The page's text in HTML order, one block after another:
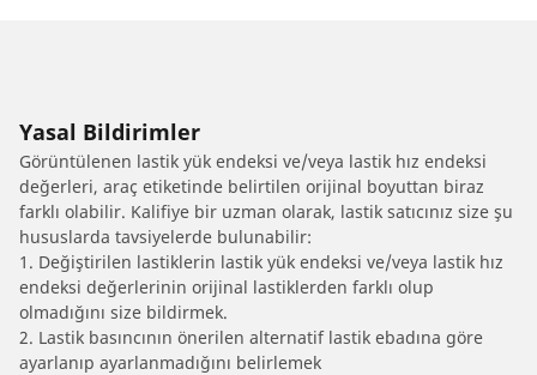
Yasal Bildirimler
Görüntülenen lastik yük endeksi ve/veya lastik hız endeksi
değerleri, araç etiketinde belirtilen orijinal boyuttan biraz
farklı olabilir. Kalifiye bir uzman olarak, lastik satıcınız size şu
hususlarda tavsiyelerde bulunabilir:
1. Değiştirilen lastiklerin lastik yük endeksi ve/veya lastik hız
endeksi değerlerinin orijinal lastiklerden farklı olup
olmadığını size bildirmek.
2. Lastik basıncının önerilen alternatif lastik ebadına göre
ayarlanıp ayarlanmadığını belirlemek